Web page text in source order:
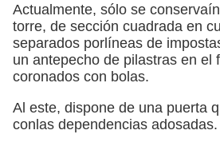
Actualmente, sólo se
torre, de sección cuadrada en
separados porlíneas de
un antepecho de pilastras en el
coronados con bolas.
Al este, dispone de una puerta
conlas dependencias adosadas.